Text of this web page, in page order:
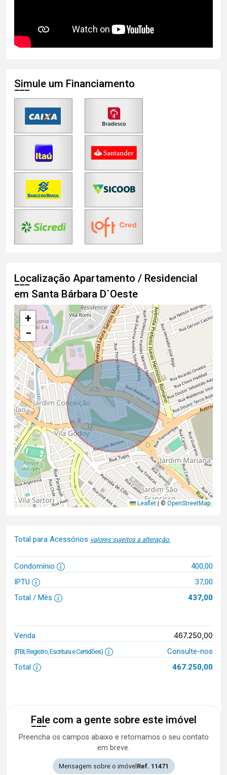
Simule um Financiamento
Localização Apartamento / Residencial
em Santa Bárbara D`Oeste
+
−
Leaflet ©OpenStreetMap
Total para Acessórios valores sujeitos a alteração.
Condomínio
400,00
IPTU
37,00
Total / Mês
437,00
Venda 467.250,00
(ITBI, Registro, Escritura e Certidões)
Consulte-nos
Total
467.250,00
Fale com a gente sobre este imóvel
Preencha os campos abaixo e retornamos o seu contato
em breve.
Mensagem sobre o imóvel Ref. 11471